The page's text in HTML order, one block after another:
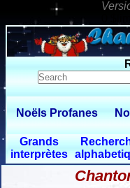
0
Noëls Profanes
Grands
interprètes